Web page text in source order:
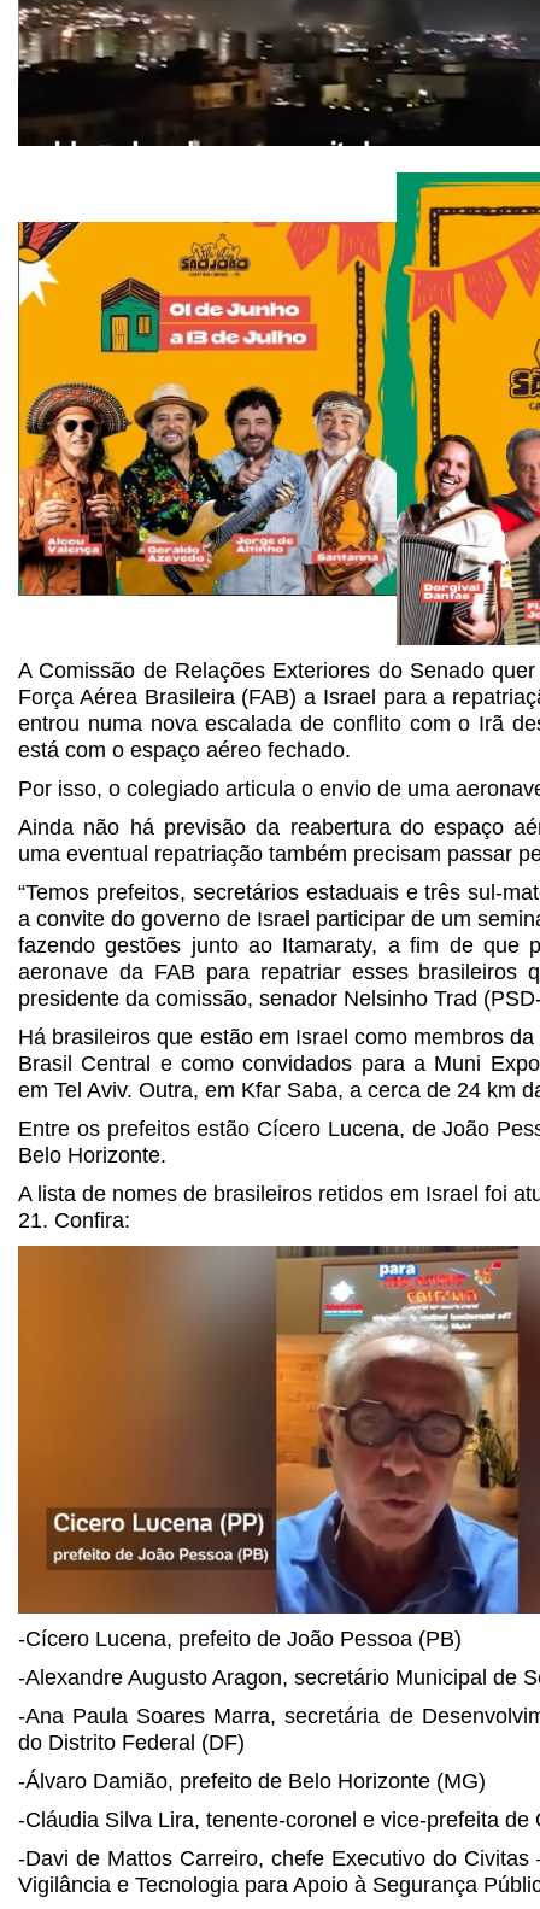
A Comissão de Relações Exteriores do Senado
Força Aérea Brasileira (FAB) a Israel para a
entrou numa nova escalada de conflito com o Irã
está com o espaço aéreo fechado.
Por isso, o colegiado articula o envio de uma
Ainda não há previsão da reabertura do espaço
uma eventual repatriação também precisam passar
“Temos prefeitos, secretários estaduais e três sul-
a convite do governo de Israel participar de um
fazendo gestões junto ao Itamaraty, a fim de que
aeronave da FAB para repatriar esses brasileiros
presidente da comissão, senador Nelsinho Trad
Há brasileiros que estão em Israel como membros
Brasil Central e como convidados para a Muni
em Tel Aviv. Outra, em Kfar Saba, a cerca de 24 km
Entre os prefeitos estão Cícero Lucena, de João
Belo Horizonte.
A lista de nomes de brasileiros retidos em Israel foi
21. Confira:
-Cícero Lucena, prefeito de João Pessoa (PB)
-Alexandre Augusto Aragon, secretário Municipal de
-Ana Paula Soares Marra, secretária de
do Distrito Federal (DF)
-Álvaro Damião, prefeito de Belo Horizonte (MG)
-Cláudia Silva Lira, tenente-coronel e vice-prefeita de
-Davi de Mattos Carreiro, chefe Executivo do Civitas
Vigilância e Tecnologia para Apoio à Segurança